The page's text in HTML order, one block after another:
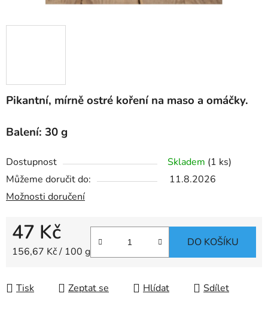
Pikantní, mírně ostré koření na maso a omáčky.
Balení: 30 g
Dostupnost Skladem (1 ks)
Můžeme doručit do:
11.8.2026
Možnosti doručení
47 Kč
Měrná cena:
156,67 Kč / 100 g
DO KOŠÍKU
Tisk Zeptat se Hlídat Sdílet